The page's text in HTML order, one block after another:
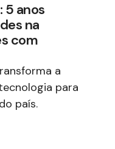
5 anos
na
com
a
para
país.